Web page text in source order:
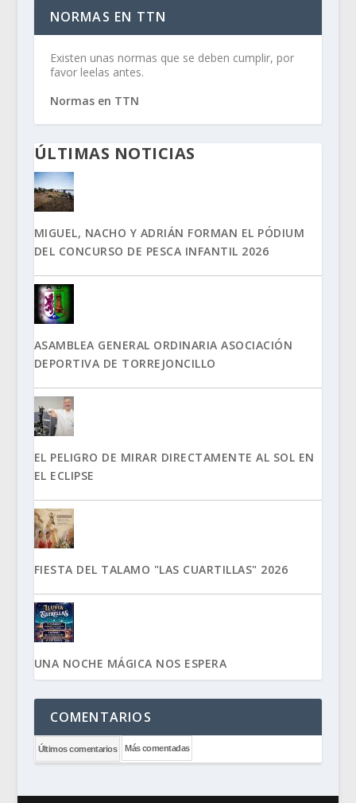
NORMAS EN TTN
Existen unas normas que se deben cumplir, por
favor leelas antes.
Normas en TTN
ÚLTIMAS NOTICIAS
MIGUEL, NACHO Y ADRIÁN FORMAN EL PÓDIUM
DEL CONCURSO DE PESCA INFANTIL 2026
ASAMBLEA GENERAL ORDINARIA ASOCIACIÓN
DEPORTIVA DE TORREJONCILLO
EL PELIGRO DE MIRAR DIRECTAMENTE AL SOL EN
EL ECLIPSE
FIESTA DEL TALAMO "LAS CUARTILLAS" 2026
UNA NOCHE MÁGICA NOS ESPERA
COMENTARIOS
Últimos comentarios Más comentadas